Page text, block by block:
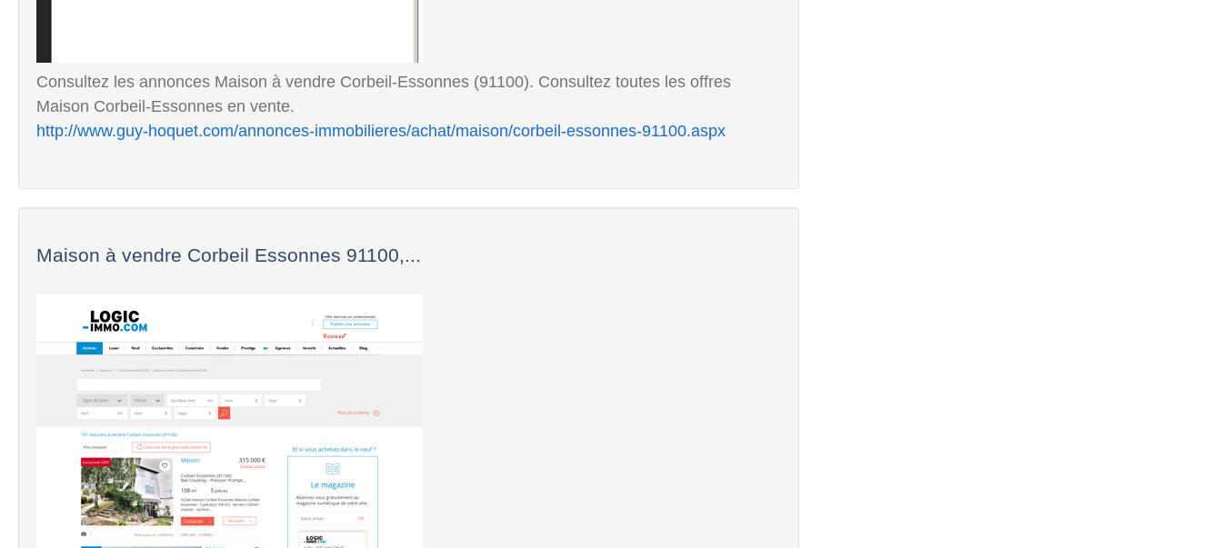
Consultez les annonces Maison à vendre Corbeil-Essonnes (91100). Consultez toutes les offres
Maison Corbeil-Essonnes en vente.
http://www.guy-hoquet.com/annonces-immobilieres/achat/maison/corbeil-essonnes-91100.aspx
Maison à vendre Corbeil Essonnes 91100,...